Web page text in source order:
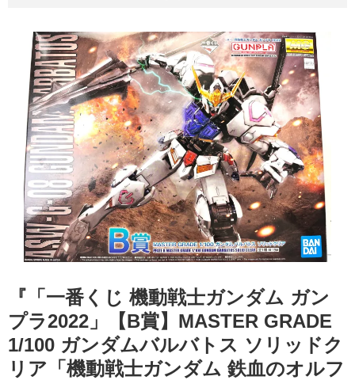
『「一番くじ 機動戦士ガンダム ガン
プラ2022」【B賞】MASTER GRADE
1/100 ガンダムバルバトス ソリッドク
リア「機動戦士ガンダム 鉄血のオルフ